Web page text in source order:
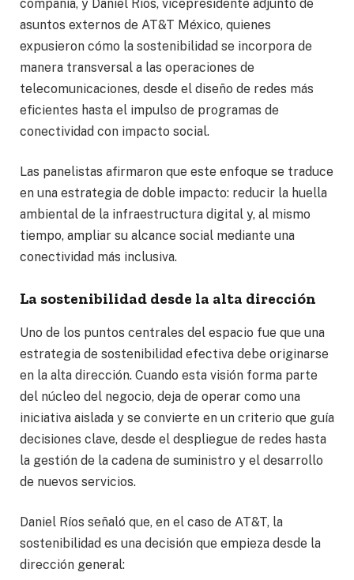
compañía, y Daniel Ríos, vicepresidente adjunto de
asuntos externos de AT&T México, quienes
expusieron cómo la sostenibilidad se incorpora de
manera transversal a las operaciones de
telecomunicaciones, desde el diseño de redes más
eficientes hasta el impulso de programas de
conectividad con impacto social.
Las panelistas afirmaron que este enfoque se traduce
en una estrategia de doble impacto: reducir la huella
ambiental de la infraestructura digital y, al mismo
tiempo, ampliar su alcance social mediante una
conectividad más inclusiva.
La sostenibilidad desde la alta dirección
Uno de los puntos centrales del espacio fue que una
estrategia de sostenibilidad efectiva debe originarse
en la alta dirección. Cuando esta visión forma parte
del núcleo del negocio, deja de operar como una
iniciativa aislada y se convierte en un criterio que guía
decisiones clave, desde el despliegue de redes hasta
la gestión de la cadena de suministro y el desarrollo
de nuevos servicios.
Daniel Ríos señaló que, en el caso de AT&T, la
sostenibilidad es una decisión que empieza desde la
dirección general: